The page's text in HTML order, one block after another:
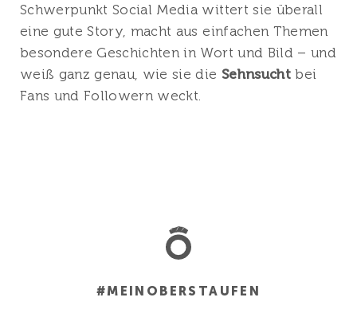
Schwerpunkt Social Media wittert sie überall
eine gute Story, macht aus einfachen Themen
besondere Geschichten in Wort und Bild – und
weiß ganz genau, wie sie die Sehnsuchtbei
Fans und Followern weckt.
#MEINOBERSTAUFEN